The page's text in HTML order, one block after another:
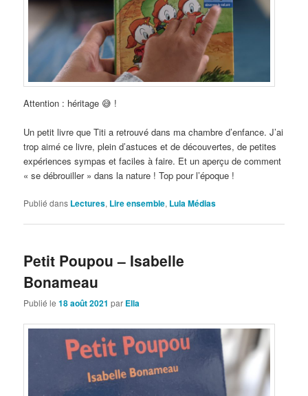
Attention : héritage 😅 !
Un petit livre que Titi a retrouvé dans ma chambre d’enfance. J’ai
trop aimé ce livre, plein d’astuces et de découvertes, de petites
expériences sympas et faciles à faire. Et un aperçu de comment
« se débrouiller » dans la nature ! Top pour l’époque !
Publié dans Lectures, Lire ensemble, Lula Médias
Petit Poupou – Isabelle
Bonameau
Publié le18 août 2021 par Ella